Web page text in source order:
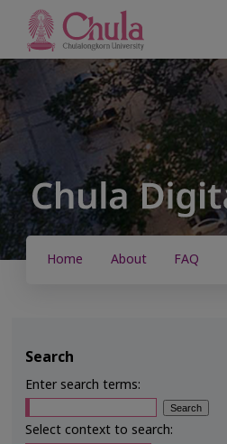
Home About FAQ
Search
Enter search terms:
Select context to search: